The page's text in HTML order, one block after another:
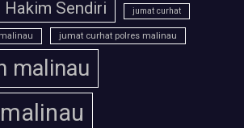
Sendiri jumat curhat
jumat curhat polres malinau
malinau